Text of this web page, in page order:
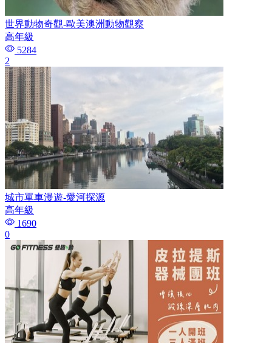
世界動物奇觀-歐美澳洲動物觀察
高年級
5284
2
城市單車漫遊-愛河探源
高年級
1690
0